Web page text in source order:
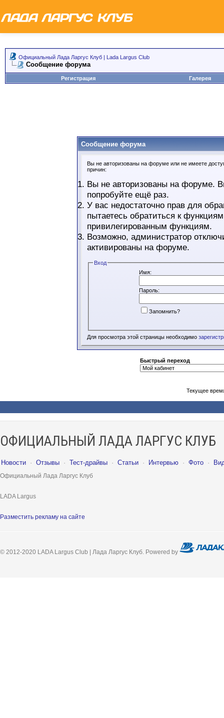
Официальный Лада Ларгус Клуб | Lada Largus Club
Сообщение форума
Регистрация Галерея
Сообщение форума
Вы не авторизованы на форуме или не имеете
причин:
Вы не авторизованы на форуме.
попробуйте ещё раз.
У вас недостаточно прав для
пытаетесь обратиться к
привилегированным функциям.
Возможно, администратор
активированы на форуме.
Вход
Имя:
Пароль:
Запомнить?
Для просмотра этой страницы необходимо
Быстрый переход
Текущее
ОФИЦИАЛЬНЫЙ ЛАДА ЛАРГУС КЛУБ
Новости · Отзывы · Тест-драйвы · Статьи · Интервью · Фото ·
Официальный Лада Ларгус Клуб
LADA Largus
Разместить рекламу на сайте
© 2012-2020 LADA Largus Club | Лада Ларгус Клуб. Powered by